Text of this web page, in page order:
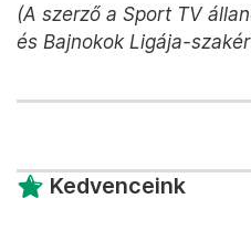
(A szerző a Sport TV
és Bajnokok Ligája-
Kedvenceink